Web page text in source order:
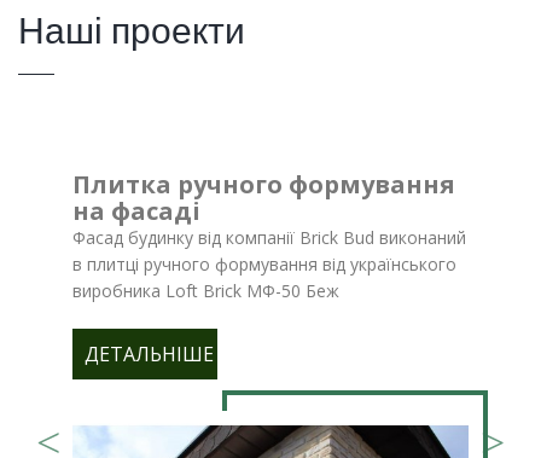
Наші проекти
Плитка ручного формування
на фасаді
Фасад будинку від компанії Brick Bud виконаний
в плитці ручного формування від українського
виробника Loft Brick МФ-50 Беж
ДЕТАЛЬНІШЕ